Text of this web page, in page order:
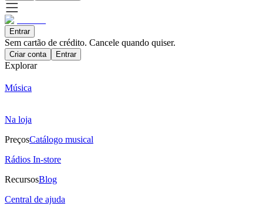
Entrar
Sem cartão de crédito. Cancele quando quiser.
Criar conta Entrar
Explorar
Música
Na loja
PreçosCatálogo musical
Rádios In-store
RecursosBlog
Central de ajuda